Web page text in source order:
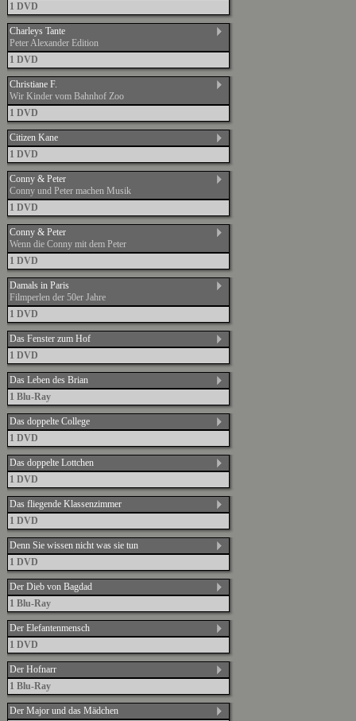
1 DVD
Charleys Tante
Peter Alexander Edition
1 DVD
Christiane F.
Wir Kinder vom Bahnhof Zoo
1 DVD
Citizen Kane
1 DVD
Conny & Peter
Conny und Peter machen Musik
1 DVD
Conny & Peter
Wenn die Conny mit dem Peter
1 DVD
Damals in Paris
Filmperlen der 50er Jahre
1 DVD
Das Fenster zum Hof
1 DVD
Das Leben des Brian
1 Blu-Ray
Das doppelte College
1 DVD
Das doppelte Lottchen
1 DVD
Das fliegende Klassenzimmer
1 DVD
Denn Sie wissen nicht was sie tun
1 DVD
Der Dieb von Bagdad
1 Blu-Ray
Der Elefantenmensch
1 DVD
Der Hofnarr
1 Blu-Ray
Der Major und das Mädchen